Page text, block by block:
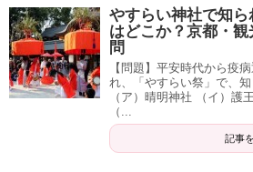
やすらい神社で知
はどこか？京都・
問
【問題】平安時代から疫
れ、「やすらい祭」で、知
（ア）晴明神社 （イ）護
（...
記事